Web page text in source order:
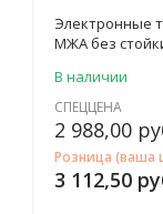
Электронные
МЖА без
для
стоимости
режимов
Предел
точностью 5 г.
В наличии
СПЕЦЦЕНА
2 988,00
Розница (ваша
3 112,50